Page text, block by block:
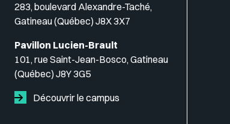
283, boulevard Alexandre-Taché,
Gatineau (Québec) J8X 3X7
Pavillon Lucien-Brault
101, rue Saint-Jean-Bosco, Gatineau
(Québec) J8Y 3G5
Découvrir le campus